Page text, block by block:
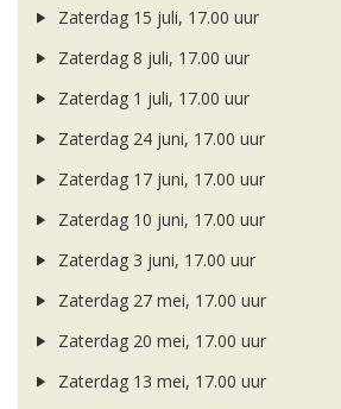
Zaterdag 15 juli, 17.00 uur
Zaterdag 8 juli, 17.00 uur
Zaterdag 1 juli, 17.00 uur
Zaterdag 24 juni, 17.00 uur
Zaterdag 17 juni, 17.00 uur
Zaterdag 10 juni, 17.00 uur
Zaterdag 3 juni, 17.00 uur
Zaterdag 27 mei, 17.00 uur
Zaterdag 20 mei, 17.00 uur
Zaterdag 13 mei, 17.00 uur